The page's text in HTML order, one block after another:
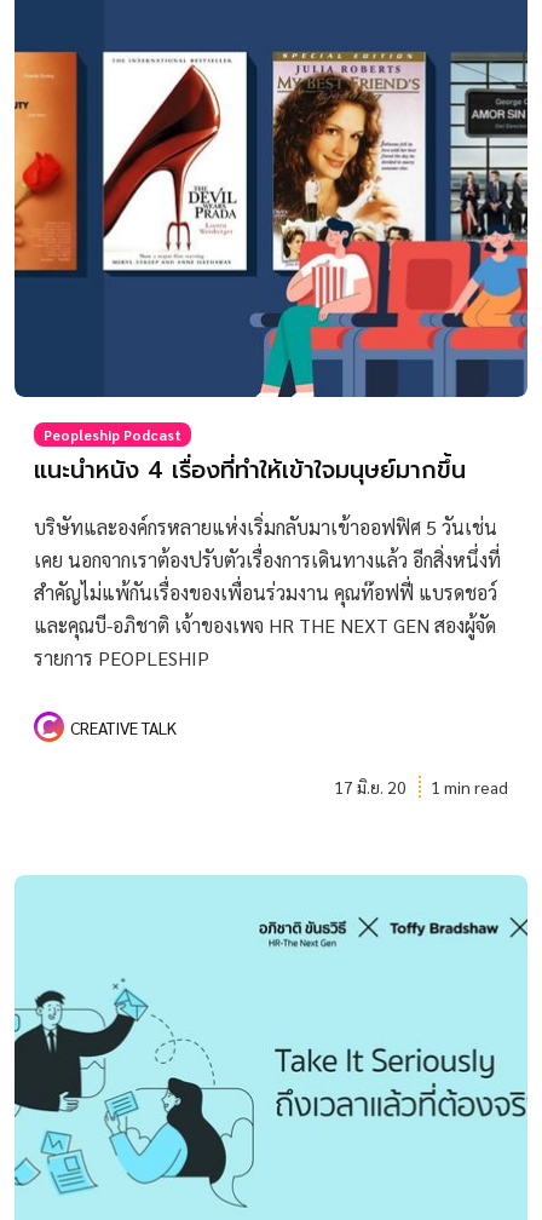
Peopleship Podcast
แนะนำหนัง 4 เรื่องที่ทำให้เข้าใจมนุษย์มากขึ้น
บริษัทและองค์กรหลายแห่งเริ่มกลับมาเข้าออฟฟิศ 5 วันเช่น
เคย นอกจากเราต้องปรับตัวเรื่องการเดินทางแล้ว อีกสิ่งหนึ่งที่
สำคัญไม่แพ้กันเรื่องของเพื่อนร่วมงาน คุณท๊อฟฟี่ แบรดชอว์
และคุณบี-อภิชาติ เจ้าของเพจ HR THE NEXT GEN สองผู้จัด
รายการ PEOPLESHIP
CREATIVE TALK
17 มิ.ย. 20 1 min read